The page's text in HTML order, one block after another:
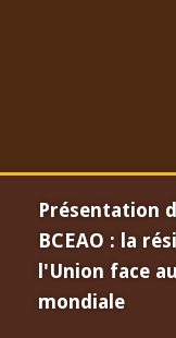
Présentation
BCEAO : la
l'Union face
mondiale